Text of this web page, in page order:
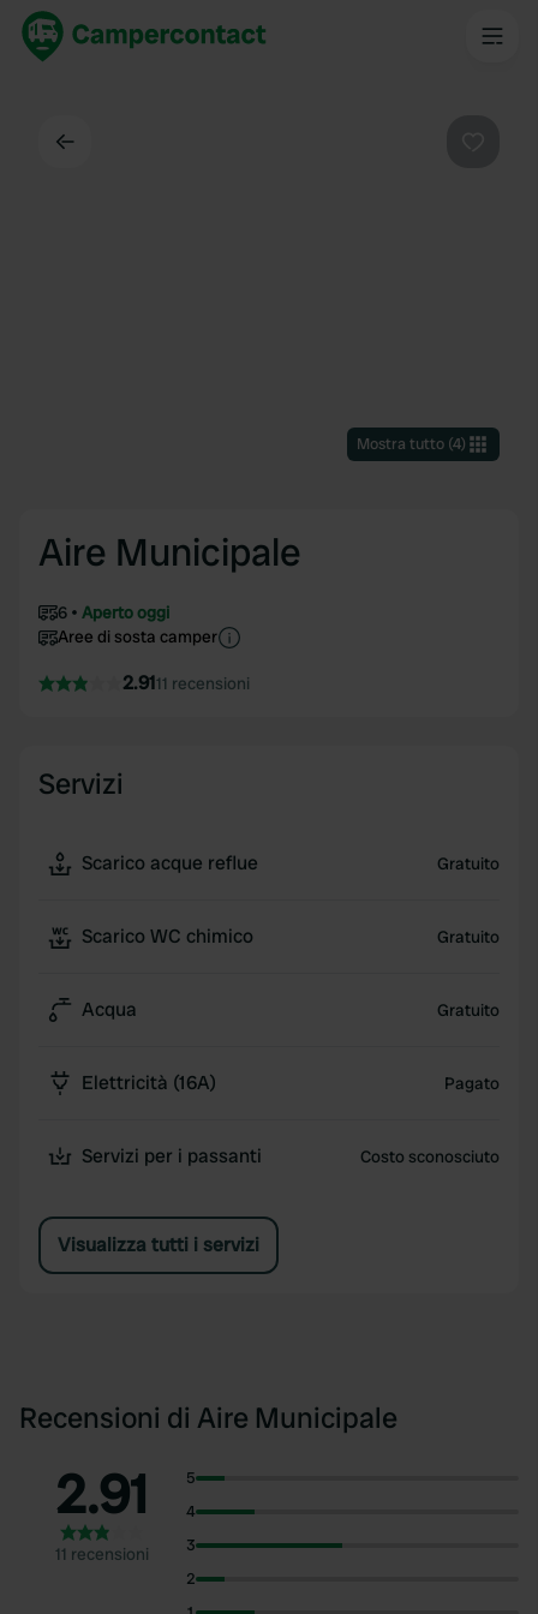
Mostra tutto(4)
Aire Municipale
6
Aperto oggi
Aree di sosta camper
2.9111 recensioni
Servizi
Scarico acque reflue Gratuito
Scarico WC chimico Gratuito
Acqua Gratuito
Elettricità (16A) Pagato
Servizi per i passanti Costo sconosciuto
Visualizza tutti i servizi
Recensioni di Aire Municipale
2.91
11 recensioni
5
4
3
2